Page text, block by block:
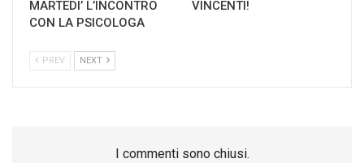
MARTEDI’ L’INCONTRO
CON LA PSICOLOGA
VINCENTI!
PREV NEXT
I commenti sono chiusi.